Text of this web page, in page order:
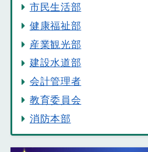
市民生活部
健康福祉部
産業観光部
建設水道部
会計管理者
教育委員会
消防本部